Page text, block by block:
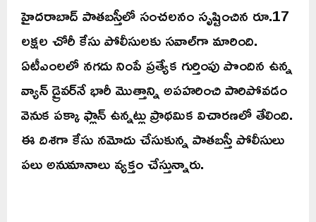
హైదరాబాద్ పాతబస్తీలో సంచలనం సృష్టించిన రూ.17
లక్షల చోరీ కేసు పోలీసులకు సవాల్‌గా మారింది.
ఏటీఎంలలో నగదు నింపే ప్రత్యేక గుర్తింపు పొందిన ఉన్న
వ్యాన్ డ్రైవర్‌నే భారీ మొత్తాన్ని అపహరించి పారిపోవడం
వెనుక పక్కా ఫ్లాన్ ఉన్నట్లు ప్రాథమిక విచారణలో తేలింది.
ఈ దిశగా కేసు నమోదు చేసుకున్న పాతబస్తీ పోలీసులు
పలు అనుమానాలు వ్యక్తం చేస్తున్నారు.